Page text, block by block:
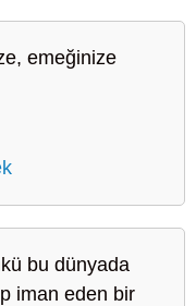
emeğinize
bu dünyada
iman eden bir